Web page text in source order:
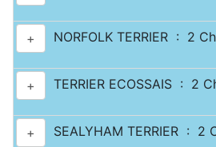
+ NORFOLK TERRIER : 2
+ TERRIER ECOSSAIS : 2
+ SEALYHAM TERRIER : 2